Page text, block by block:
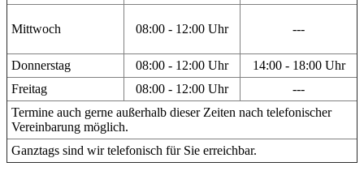
Mittwoch 08:00 - 12:00 Uhr ---
Donnerstag 08:00 - 12:00 Uhr
14:00 - 18:00 Uhr
Freitag
08:00 - 12:00 Uhr
---
Termine auch gerne außerhalb dieser Zeiten nach telefonischer
Vereinbarung möglich.
Ganztags sind wir telefonisch für Sie erreichbar.